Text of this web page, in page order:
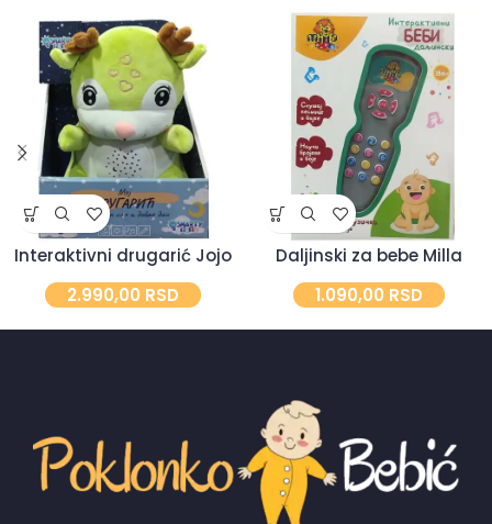
Interaktivni drugarić Jojo
2.990,00 RSD
Daljinski za bebe Milla
1.090,00 RSD